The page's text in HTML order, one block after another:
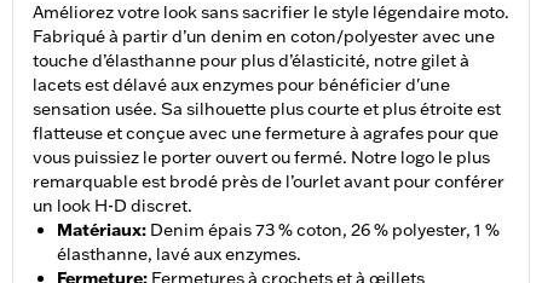
Améliorez votre look sans sacrifier le style légendaire moto.
Fabriqué à partir d’un denim en coton/polyester avec une
touche d’élasthanne pour plus d’élasticité, notre gilet à
lacets est délavé aux enzymes pour bénéficier d'une
sensation usée. Sa silhouette plus courte et plus étroite est
flatteuse et conçue avec une fermeture à agrafes pour que
vous puissiez le porter ouvert ou fermé. Notre logo le plus
remarquable est brodé près de l’ourlet avant pour conférer
un look H-D discret.
Matériaux: Denim épais 73 % coton, 26 % polyester, 1 %
élasthanne, lavé aux enzymes.
Fermeture: Fermetures à crochets et à œillets